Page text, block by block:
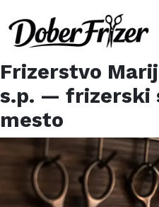
Frizerstvo
s.p. — frizerski
mesto